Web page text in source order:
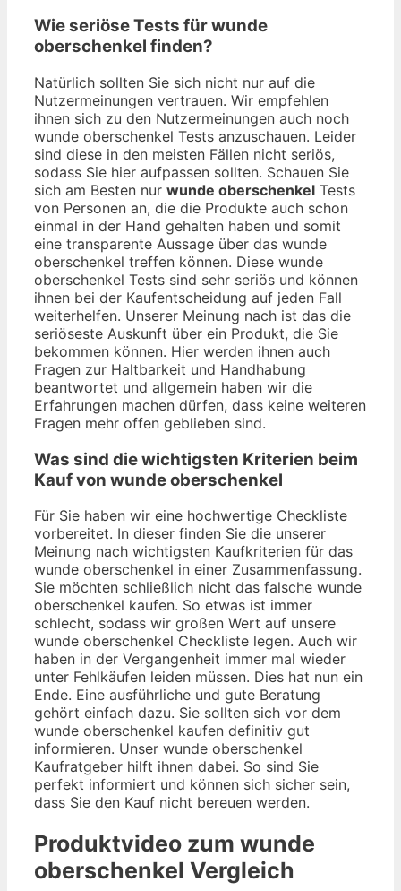
Wie seriöse Tests für wunde
oberschenkel finden?
Natürlich sollten Sie sich nicht nur auf die
Nutzermeinungen vertrauen. Wir empfehlen
ihnen sich zu den Nutzermeinungen auch noch
wunde oberschenkel Tests anzuschauen. Leider
sind diese in den meisten Fällen nicht seriös,
sodass Sie hier aufpassen sollten. Schauen Sie
sich am Besten nur wunde oberschenkel Tests
von Personen an, die die Produkte auch schon
einmal in der Hand gehalten haben und somit
eine transparente Aussage über das wunde
oberschenkel treffen können. Diese wunde
oberschenkel Tests sind sehr seriös und können
ihnen bei der Kaufentscheidung auf jeden Fall
weiterhelfen. Unserer Meinung nach ist das die
seriöseste Auskunft über ein Produkt, die Sie
bekommen können. Hier werden ihnen auch
Fragen zur Haltbarkeit und Handhabung
beantwortet und allgemein haben wir die
Erfahrungen machen dürfen, dass keine weiteren
Fragen mehr offen geblieben sind.
Was sind die wichtigsten Kriterien beim
Kauf von wunde oberschenkel
Für Sie haben wir eine hochwertige Checkliste
vorbereitet. In dieser finden Sie die unserer
Meinung nach wichtigsten Kaufkriterien für das
wunde oberschenkel in einer Zusammenfassung.
Sie möchten schließlich nicht das falsche wunde
oberschenkel kaufen. So etwas ist immer
schlecht, sodass wir großen Wert auf unsere
wunde oberschenkel Checkliste legen. Auch wir
haben in der Vergangenheit immer mal wieder
unter Fehlkäufen leiden müssen. Dies hat nun ein
Ende. Eine ausführliche und gute Beratung
gehört einfach dazu. Sie sollten sich vor dem
wunde oberschenkel kaufen definitiv gut
informieren. Unser wunde oberschenkel
Kaufratgeber hilft ihnen dabei. So sind Sie
perfekt informiert und können sich sicher sein,
dass Sie den Kauf nicht bereuen werden.
Produktvideo zum wunde
oberschenkel Vergleich